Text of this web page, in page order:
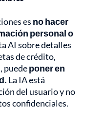
es no hacer
personal o
AI sobre detalles
de crédito,
puedeponer en
La IA está
del usuario y no
confidenciales.